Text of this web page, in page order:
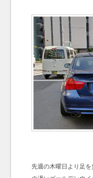
先週の木曜日より足